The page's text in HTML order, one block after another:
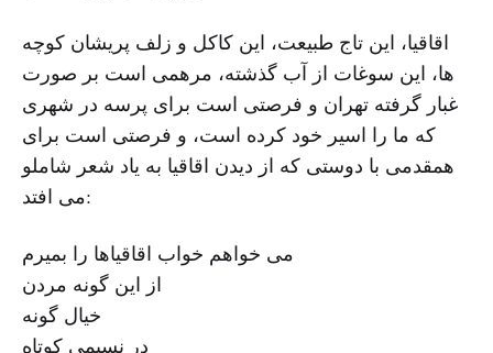
اقاقیا، این تاج طبیعت، این کاکل و زلف پریشان کوچه
ها، این سوغات از آب گذشته، مرهمی است بر صورت
غبار گرفته تهران و فرصتی است برای پرسه در شهری
که ما را اسیر خود کرده است، و فرصتی است برای
همقدمی با دوستی که از دیدن اقاقیا به یاد شعر شاملو
می افتد:
می خواهم خواب اقاقیاها را بمیرم
از این گونه مردن
خیال گونه
در نسیمی کوتاه